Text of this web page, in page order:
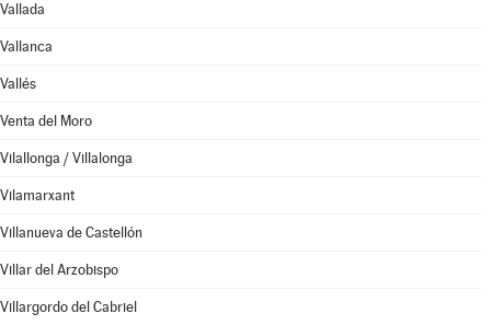
Vallada
Vallanca
Vallés
Venta del Moro
Vilallonga / Villalonga
Vilamarxant
Villanueva de Castellón
Villar del Arzobispo
Villargordo del Cabriel